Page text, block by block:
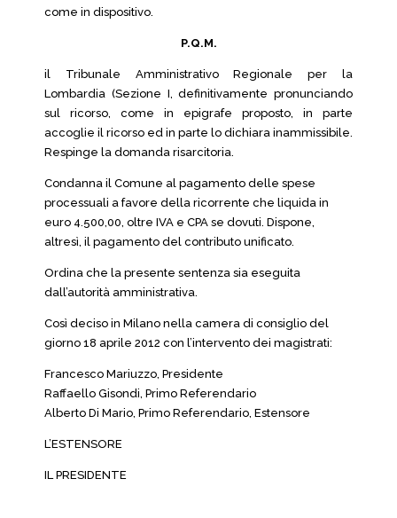
come in dispositivo.
P.Q.M.
il Tribunale Amministrativo Regionale per la
Lombardia (Sezione I, definitivamente pronunciando
sul ricorso, come in epigrafe proposto, in parte
accoglie il ricorso ed in parte lo dichiara inammissibile.
Respinge la domanda risarcitoria.
Condanna il Comune al pagamento delle spese
processuali a favore della ricorrente che liquida in
euro 4.500,00, oltre IVA e CPA se dovuti. Dispone,
altresì, il pagamento del contributo unificato.
Ordina che la presente sentenza sia eseguita
dall’autorità amministrativa.
Così deciso in Milano nella camera di consiglio del
giorno 18 aprile 2012 con l’intervento dei magistrati:
Francesco Mariuzzo, Presidente
Raffaello Gisondi, Primo Referendario
Alberto Di Mario, Primo Referendario, Estensore
L’ESTENSORE
IL PRESIDENTE